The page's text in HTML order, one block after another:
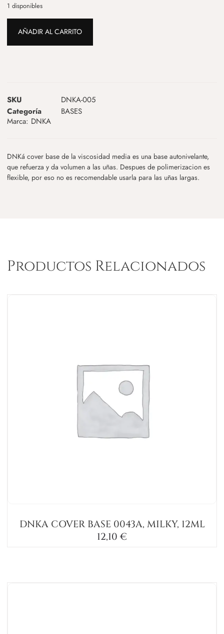
1 disponibles
AÑADIR AL CARRITO
SKU
DNKA-005
Categoría
BASES
Marca: DNKA
DNKá cover base de la viscosidad media es una base autonivelante,
que refuerza y da volumen a las uñas. Despues de polimerizacion es
flexible, por eso no es recomendable usarla para las uñas largas.
Productos Relacionados
DNKA COVER BASE 0043A, MILKY, 12ML
12,10€